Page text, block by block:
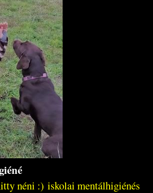
néni :) iskolai mentálhigiénés